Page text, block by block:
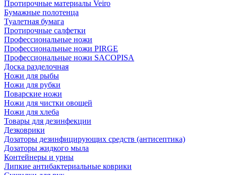
Протирочные материалы Veiro
Бумажные полотенца
Туалетная бумага
Протирочные салфетки
Профессиональные ножи
Профессиональные ножи PIRGE
Профессиональные ножи SACOPISA
Доска разделочная
Ножи для рыбы
Ножи для рубки
Поварские ножи
Ножи для чистки овощей
Ножи для хлеба
Товары для дезинфекции
Дезковрики
Дозаторы дезинфицирующих средств (антисептика)
Дозаторы жидкого мыла
Контейнеры и урны
Липкие антибактериальные коврики